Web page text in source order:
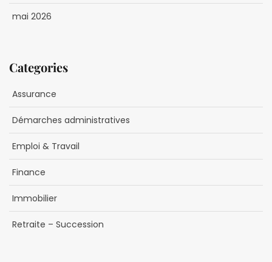
mai 2026
Categories
Assurance
Démarches administratives
Emploi & Travail
Finance
Immobilier
Retraite – Succession